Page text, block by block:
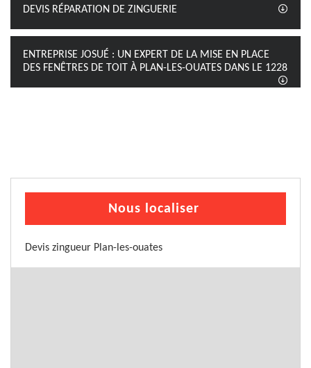
DEVIS RÉPARATION DE ZINGUERIE
ENTREPRISE JOSUÉ : UN EXPERT DE LA MISE EN PLACE
DES FENÊTRES DE TOIT À PLAN-LES-OUATES DANS LE 1228
Nous localiser
Devis zingueur Plan-les-ouates